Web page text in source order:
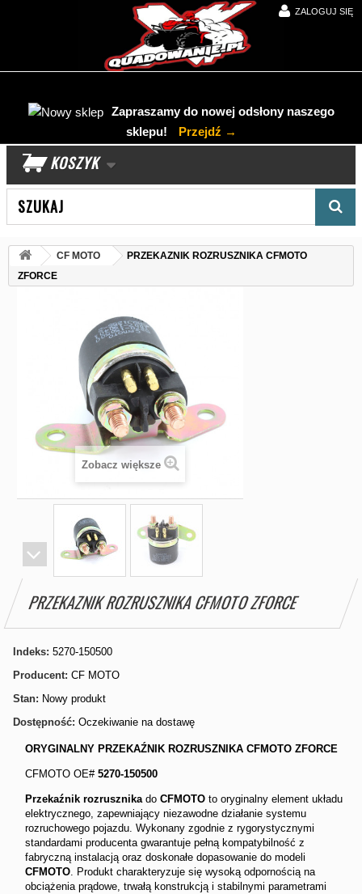
ZALOGUJ SIĘ
Zapraszamy do nowej odsłony naszego
sklepu!
Przejdź →
KOSZYK
CF MOTO
PRZEKAZNIK ROZRUSZNIKA CFMOTO
ZFORCE
Zobacz większe
PRZEKAZNIK ROZRUSZNIKA CFMOTO ZFORCE
Indeks: 5270-150500
Producent: CF MOTO
Stan: Nowy produkt
Dostępność: Oczekiwanie na dostawę
ORYGINALNY PRZEKAŹNIK ROZRUSZNIKA CFMOTO ZFORCE
CFMOTO OE# 5270-150500
Przekaźnik rozrusznikado CFMOTO to oryginalny element układu
elektrycznego, zapewniający niezawodne działanie systemu
rozruchowego pojazdu. Wykonany zgodnie z rygorystycznymi
standardami producenta gwarantuje pełną kompatybilność z
fabryczną instalacją oraz doskonałe dopasowanie do modeli
CFMOTO. Produkt charakteryzuje się wysoką odpornością na
obciążenia prądowe, trwałą konstrukcją i stabilnymi parametrami